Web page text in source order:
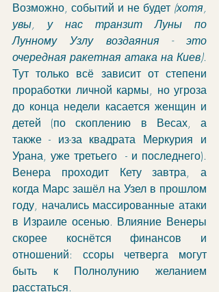
Возможно, событий и не будет (хотя,
увы, у нас транзит Луны по
Лунному Узлу воздаяния - это
очередная ракетная атака на Киев).
Тут только всё зависит от степени
проработки личной кармы, но угроза
до конца недели касается женщин и
детей (по скоплению в Весах, а
также - из-за квадрата Меркурия и
Урана, уже третьего  - и последнего).
Венера проходит Кету завтра, а
когда Марс зашёл на Узел в прошлом
году, начались массированные атаки
в Израиле осенью. Влияние Венеры
скорее коснётся финансов и
отношений: ссоры четверга могут
быть к Полнолунию желанием
расстаться.